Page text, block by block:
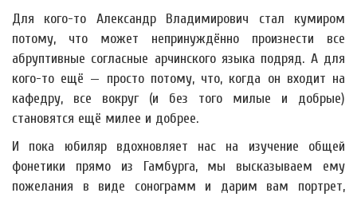
Для кого-то Александр Владимирович стал кумиром
потому, что может непринуждённо произнести все
абруптивные согласные арчинского языка подряд. А для
кого-то ещё — просто потому, что, когда он входит на
кафедру, все вокруг (и без того милые и добрые)
становятся ещё милее и добрее.
И пока юбиляр вдохновляет нас на изучение общей
фонетики прямо из Гамбурга, мы высказываем ему
пожелания в виде сонограмм и дарим вам портрет,